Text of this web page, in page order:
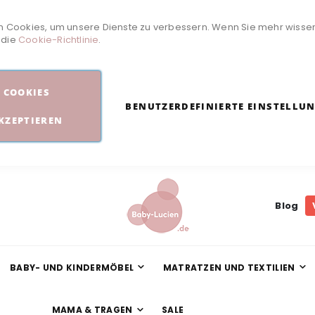
Cookies, um unsere Dienste zu verbessern. Wenn Sie mehr
Cookie-Richtlinie.
COOKIES
BENUTZERDEFINIERTE
Blog
BABY- UND KINDERMÖBEL MATRATZEN UND TEXTILIEN
MAMA & TRAGEN SALE